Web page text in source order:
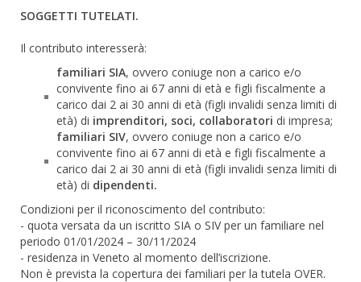
SOGGETTI TUTELATI.
Il contributo interesserà:
familiari SIA, ovvero coniuge non a carico e/o
convivente fino ai 67 anni di età e figli fiscalmente a
carico dai 2 ai 30 anni di età (figli invalidi senza limiti di
età) di imprenditori, soci, collaboratori di impresa;
familiari SIV, ovvero coniuge non a carico e/o
convivente fino ai 67 anni di età e figli fiscalmente a
carico dai 2 ai 30 anni di età (figli invalidi senza limiti di
età) di dipendenti.
Condizioni per il riconoscimento del contributo:
- quota versata da un iscritto SIA o SIV per un familiare nel
periodo 01/01/2024 – 30/11/2024
- residenza in Veneto al momento dell’iscrizione.
Non è prevista la copertura dei familiari per la tutela OVER.